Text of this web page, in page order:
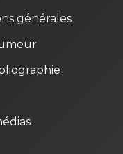
générales